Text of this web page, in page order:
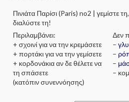
Πινιάτα Παρίσι (Paris) no2 | γεμίστε
διαλύστε τη!
Περιλαμβάνει:
+ σχοινί για να την κρεμάσετε
+ πορτάκι για να την γεμίσετε
+ κορδονάκια αν δε θέλετε να
τη σπάσετε
(κατόπιν συνεννόησης)
Δεν
–
–
–
–